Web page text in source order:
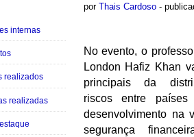
por Thais Cardoso -
No evento, o
London Hafiz Khan
principais da
riscos entre
desenvolvimento na
segurança
internas
realizados
realizadas